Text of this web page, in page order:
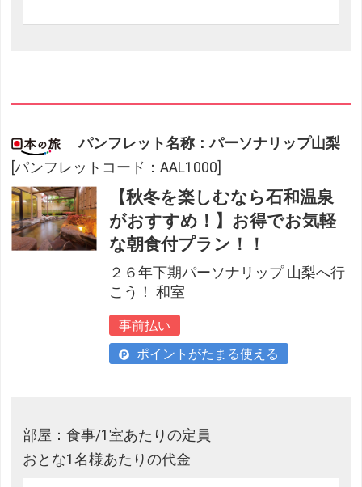
パンフレット名称：パーソナリップ山梨
[パンフレットコード：AAL1000]
【秋冬を楽しむなら石和温泉
がおすすめ！】お得でお気軽
な朝食付プラン！！
２６年下期パーソナリップ 山梨へ行
こう！ 和室
事前払い
ポイントがたまる使える
部屋：食事/1室あたりの定員
おとな1名様あたりの代金